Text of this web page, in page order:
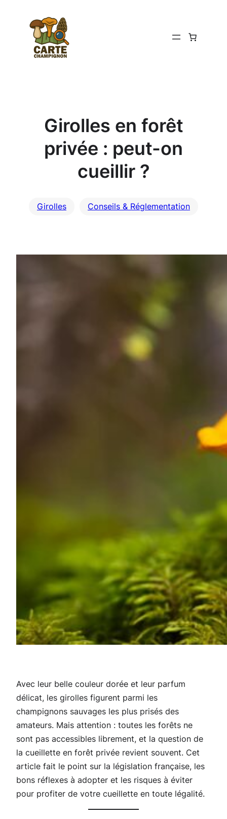
contenu
Girolles en forêt
privée : peut-on
cueillir ?
Girolles Conseils & Réglementation
Avec leur belle couleur dorée et leur parfum
délicat, les girolles figurent parmi les
champignons sauvages les plus prisés des
amateurs. Mais attention : toutes les forêts ne
sont pas accessibles librement, et la question de
la cueillette en forêt privée revient souvent. Cet
article fait le point sur la législation française, les
bons réflexes à adopter et les risques à éviter
pour profiter de votre cueillette en toute légalité.